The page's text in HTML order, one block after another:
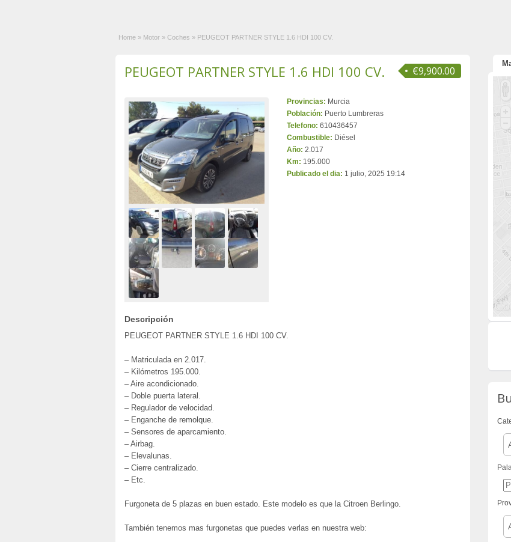
Home » Motor » Coches » PEUGEOT PARTNER STYLE 1.6 HDI 100 CV.
€9,900.00
PEUGEOT PARTNER STYLE 1.6 HDI 100 CV.
Provincias: Murcia
Población: Puerto Lumbreras
Telefono: 610436457
Combustible: Diésel
Año: 2.017
Km: 195.000
Publicado el dia: 1 julio, 2025 19:14
Descripción
PEUGEOT PARTNER STYLE 1.6 HDI 100 CV.
– Matriculada en 2.017.
– Kilómetros 195.000.
– Aire acondicionado.
– Doble puerta lateral.
– Regulador de velocidad.
– Enganche de remolque.
– Sensores de aparcamiento.
– Airbag.
– Elevalunas.
– Cierre centralizado.
– Etc.
Furgoneta de 5 plazas en buen estado. Este modelo es que la Citroen Berlingo.
También tenemos mas furgonetas que puedes verlas en nuestra web: